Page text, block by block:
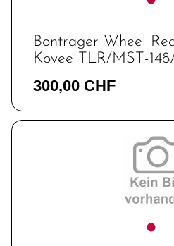
Bontrager Wheel
Kovee TLR/MST-
300,00 CHF